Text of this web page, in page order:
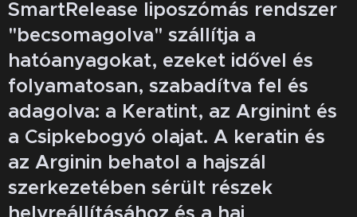
SmartRelease liposzómás rendszer
"becsomagolva" szállítja a
hatóanyagokat, ezeket idővel és
folyamatosan, szabadítva fel és
adagolva: a Keratint, az Arginint és
a Csipkebogyó olajat. A keratin és
az Arginin behatol a hajszál
szerkezetében sérült részek